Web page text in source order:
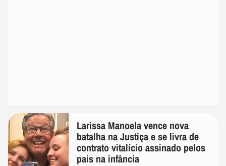
Larissa Manoela vence nova
batalha na Justiça e se livra de
contrato vitalício assinado pelos
pais na infância